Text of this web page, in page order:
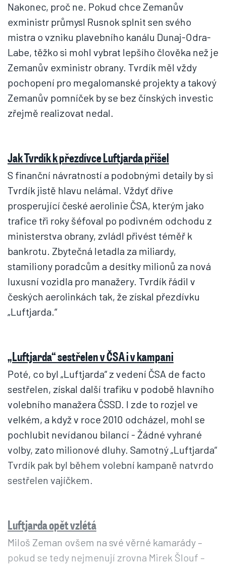
Nakonec, proč ne. Pokud chce Zemanův
exministr průmysl Rusnok splnit sen svého
mistra o vzniku plavebního kanálu Dunaj-Odra-
Labe, těžko si mohl vybrat lepšího člověka než je
Zemanův exministr obrany. Tvrdík měl vždy
pochopení pro megalomanské projekty a takový
Zemanův pomníček by se bez čínských investic
zřejmě realizovat nedal.
Jak Tvrdík k přezdívce Luftjarda přišel
S finanční návratností a podobnými detaily by si
Tvrdík jistě hlavu nelámal. Vždyť dříve
prosperující české aerolinie ČSA, kterým jako
trafice tři roky šéfoval po podivném odchodu z
ministerstva obrany, zvládl přivést téměř k
bankrotu. Zbytečná letadla za miliardy,
stamiliony poradcům a desítky milionů za nová
luxusní vozidla pro manažery. Tvrdík řádil v
českých aerolinkách tak, že získal přezdívku
„Luftjarda.“
„Luftjarda“ sestřelen v ČSA i v kampani
Poté, co byl „Luftjarda“ z vedení ČSA de facto
sestřelen, získal další trafiku v podobě hlavního
volebního manažera ČSSD. I zde to rozjel ve
velkém, a když v roce 2010 odcházel, mohl se
pochlubit nevídanou bilancí - Žádné vyhrané
volby, zato milionové dluhy. Samotný „Luftjarda“
Tvrdík pak byl během volební kampaně natvrdo
sestřelen vajíčkem.
Luftjarda opět vzlétá
Miloš Zeman ovšem na své věrné kamarády –
pokud se tedy nejmenují zrovna Mirek Šlouf –